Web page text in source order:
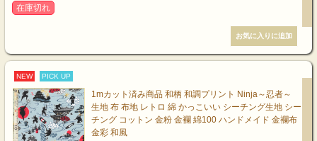
在庫切れ
NEW PICK UP
1mカット済み商品 和柄 和調プリント Ninja～忍者～
生地 布 布地 レトロ 綿 かっこいい シーチング生地 シー
チング コットン 金粉 金襴 綿100 ハンドメイド 金襴布
金彩 和風